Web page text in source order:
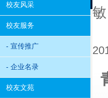
校友风采
校友服务
- 宣传推广
- 企业名录
校友文苑
敏